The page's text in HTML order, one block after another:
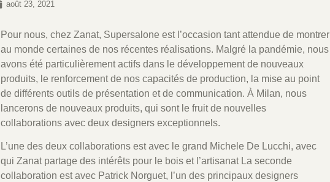
août 23, 2021
Pour nous, chez Zanat, Supersalone est l’occasion tant attendue de montrer
au monde certaines de nos récentes réalisations. Malgré la pandémie, nous
avons été particulièrement actifs dans le développement de nouveaux
produits, le renforcement de nos capacités de production, la mise au point
de différents outils de présentation et de communication. À Milan, nous
lancerons de nouveaux produits, qui sont le fruit de nouvelles
collaborations avec deux designers exceptionnels.
L’une des deux collaborations est avec le grand Michele De Lucchi, avec
qui Zanat partage des intérêts pour le bois et l’artisanat La seconde
collaboration est avec Patrick Norguet, l’un des principaux designers